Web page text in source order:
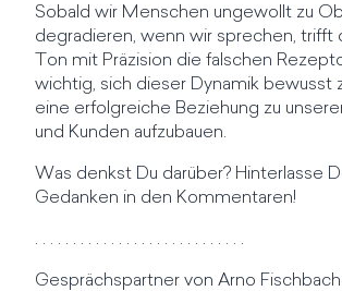
Sobald wir Menschen ungewollt zu
degradieren, wenn wir sprechen, trifft
Ton mit Präzision die falschen
wichtig, sich dieser Dynamik bewusst
eine erfolgreiche Beziehung zu
und Kunden aufzubauen.
Was denkst Du darüber? Hinterlasse
Gedanken in den Kommentaren!
. . . . . . . . . . . . . . . . . . . . . . . . . . . .
Gesprächspartner von Arno